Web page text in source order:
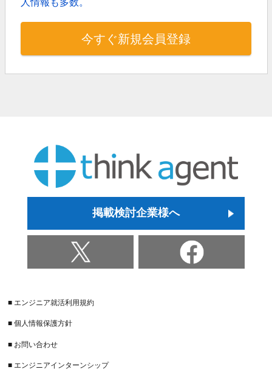
人情報も多数。
今すぐ新規会員登録
掲載検討企業様へ
■ エンジニア就活利用規約
■ 個人情報保護方針
■ お問い合わせ
■ エンジニアインターンシップ